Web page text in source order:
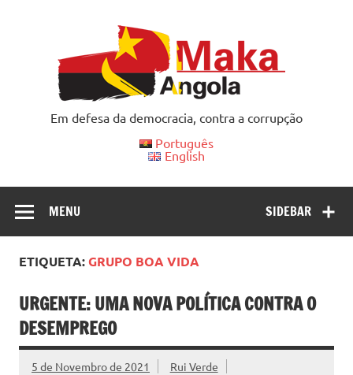
Em defesa da democracia, contra a corrupção
Português
English
SIDEBAR
MENU
ETIQUETA:GRUPO BOA VIDA
URGENTE: UMA NOVA POLÍTICA CONTRA O
DESEMPREGO
5 de Novembro de 2021 Rui Verde